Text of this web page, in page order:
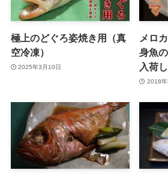
極上のどぐろ姿焼き用（真
空冷凍）
2025年3月10日
メロ
身魚
入荷
2018年